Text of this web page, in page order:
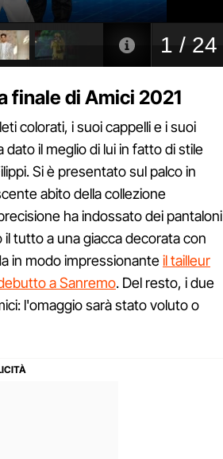
finale di Amici 2021
colorati, i suoi cappelli e i suoi
dato il meglio di lui in fatto di stile
Si è presentato sul palco in
abito della collezione
ha indossato dei pantaloni
tutto a una giacca decorata con
in modo impressionanteil tailleur
a Sanremo. Del resto, i due
l'omaggio sarà stato voluto o